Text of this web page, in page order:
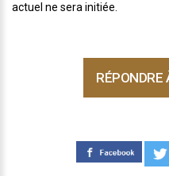
actuel ne sera initiée.
RÉPONDRE